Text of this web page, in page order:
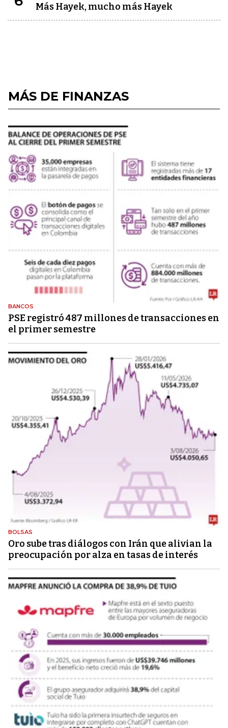
Más Hayek, mucho más Hayek
MÁS DE FINANZAS
BANCOS
PSE registró 487 millones de transacciones en
el primer semestre
BOLSAS
Oro sube tras diálogos con Irán que alivian la
preocupación por alza en tasas de interés